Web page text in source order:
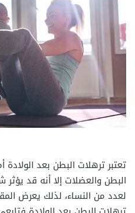
تعتبر ترهلات البطن بعد الولادة
البطن والعضلات إلا أنه قد
لعدد من النساء، لذلك يعرض